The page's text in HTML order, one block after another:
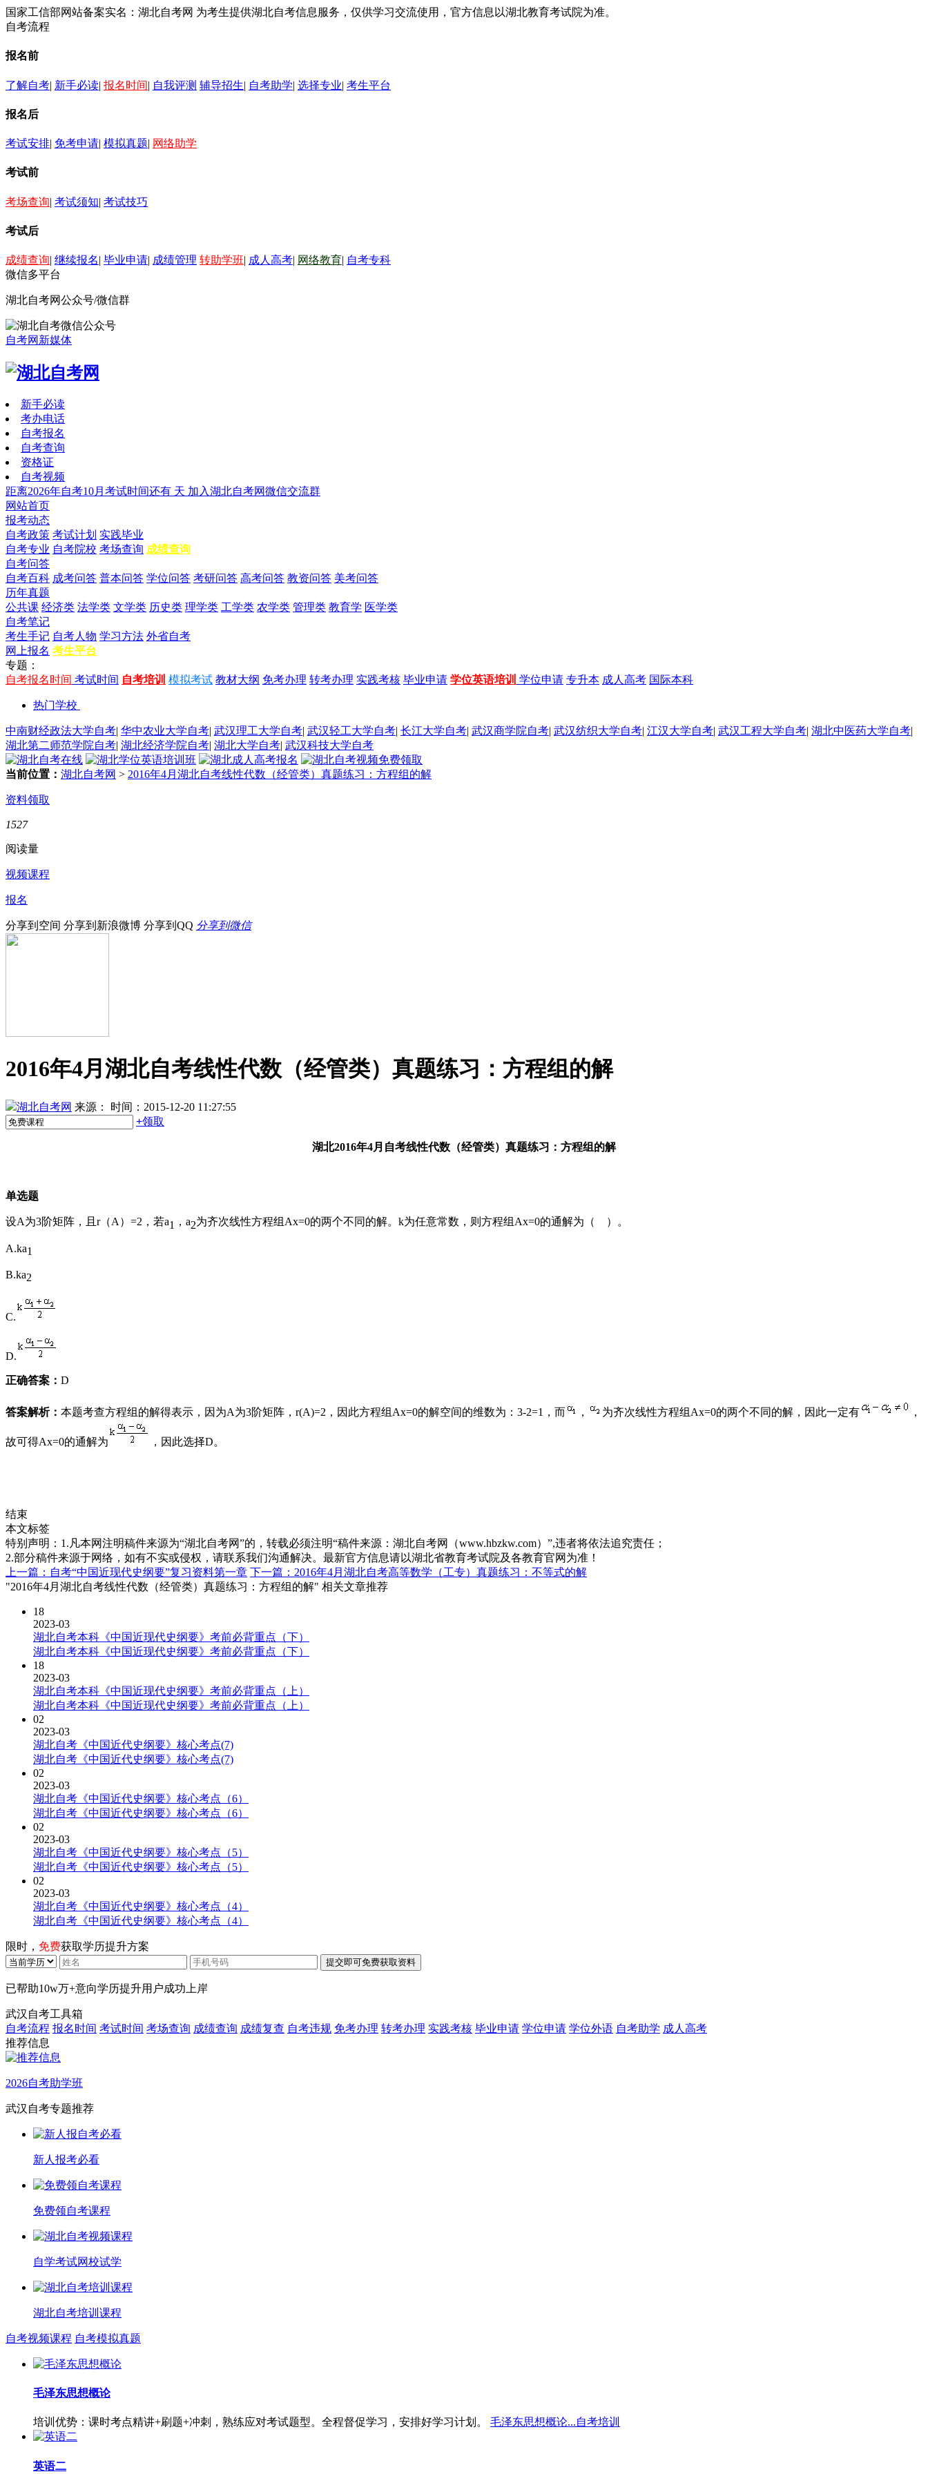
国家工信部网站备案实名：湖北自考网 为考生提供湖北自考信息服务，仅供学习交流使用，官方信息以湖北教育考试院为准。
自考流程
报名前
了解自考| 新手必读| 报名时间| 自我评测 辅导招生| 自考助学| 选择专业| 考生平台
报名后
考试安排| 免考申请| 模拟真题| 网络助学
考试前
考场查询| 考试须知| 考试技巧
考试后
成绩查询| 继续报名| 毕业申请| 成绩管理 转助学班| 成人高考| 网络教育| 自考专科
微信多平台
湖北自考网公众号/微信群
自考网新媒体
新手必读
考办电话
自考报名
自考查询
资格证
自考视频
距离2026年自考10月考试时间还有 天 加入湖北自考网微信交流群
网站首页
报考动态
自考政策 考试计划 实践毕业
自考专业 自考院校 考场查询 成绩查询
自考问答
自考百科 成考问答 普本问答 学位问答 考研问答 高考问答 教资问答 美考问答
历年真题
公共课 经济类 法学类 文学类 历史类 理学类 工学类 农学类 管理类 教育学 医学类
自考笔记
考生手记 自考人物 学习方法 外省自考
网上报名 考生平台
专题：
自考报名时间 考试时间 自考培训 模拟考试 教材大纲 免考办理 转考办理 实践考核 毕业申请 学位英语培训 学位申请 专升本 成人高考 国际本科
热门学校
中南财经政法大学自考| 华中农业大学自考| 武汉理工大学自考| 武汉轻工大学自考| 长江大学自考| 武汉商学院自考| 武汉纺织大学自考| 江汉大学自考| 武汉工程大学自考| 湖北中医药大学自考|
湖北第二师范学院自考| 湖北经济学院自考| 湖北大学自考| 武汉科技大学自考
当前位置： 湖北自考网 > 2016年4月湖北自考线性代数（经管类）真题练习：方程组的解
资料领取
1527
阅读量
视频课程
报名
分享到空间 分享到新浪微博 分享到QQ 分享到微信
2016年4月湖北自考线性代数（经管类）真题练习：方程组的解
湖北自考网 来源：
时间：2015-12-20 11:27:55
+领取
湖北2016年4月自考线性代数（经管类）真题练习：方程组的解
单选题
设A为3阶矩阵，且r（A）=2，若a1 ，a2为齐次线性方程组Ax=0的两个不同的解。k为任意常数，则方程组Ax=0的通解为（ ）。
A.ka1
B.ka2
C.
D.
正确答案： D
答案解析： 本题考查方程组的解得表示，因为A为3阶矩阵，r(A)=2，因此方程组Ax=0的解空间的维数为：3-2=1，而 ， 为齐次线性方程组Ax=0的两个不同的解，因此一定有 ，
故可得Ax=0的通解为 ，因此选择D。
结束
本文标签
特别声明：1.凡本网注明稿件来源为“湖北自考网”的，转载必须注明“稿件来源：湖北自考网（www.hbzkw.com）”,违者将依法追究责任；
2.部分稿件来源于网络，如有不实或侵权，请联系我们沟通解决。最新官方信息请以湖北省教育考试院及各教育官网为准！
上一篇：自考“中国近现代史纲要”复习资料第一章 下一篇：2016年4月湖北自考高等数学（工专）真题练习：不等式的解
"2016年4月湖北自考线性代数（经管类）真题练习：方程组的解" 相关文章推荐
18
2023-03
湖北自考本科《中国近现代史纲要》考前必背重点（下）
湖北自考本科《中国近现代史纲要》考前必背重点（下）
18
2023-03
湖北自考本科《中国近现代史纲要》考前必背重点（上）
湖北自考本科《中国近现代史纲要》考前必背重点（上）
02
2023-03
湖北自考《中国近代史纲要》核心考点(7)
湖北自考《中国近代史纲要》核心考点(7)
02
2023-03
湖北自考《中国近代史纲要》核心考点（6）
湖北自考《中国近代史纲要》核心考点（6）
02
2023-03
湖北自考《中国近代史纲要》核心考点（5）
湖北自考《中国近代史纲要》核心考点（5）
02
2023-03
湖北自考《中国近代史纲要》核心考点（4）
湖北自考《中国近代史纲要》核心考点（4）
限时， 免费获取学历提升方案
已帮助10w万+意向学历提升用户成功上岸
武汉自考工具箱
自考流程 报名时间 考试时间 考场查询 成绩查询 成绩复查 自考违规 免考办理 转考办理 实践考核 毕业申请 学位申请 学位外语 自考助学 成人高考
推荐信息
2026自考助学班
武汉自考专题推荐
新人报考必看
免费领自考课程
自学考试网校试学
湖北自考培训课程
自考视频课程 自考模拟真题
毛泽东思想概论
培训优势：课时考点精讲+刷题+冲刺，熟练应对考试题型。全程督促学习，安排好学习计划。 毛泽东思想概论...自考培训
英语二